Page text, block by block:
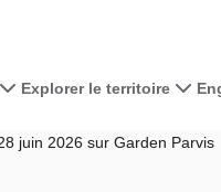
Explorer le territoire
juin 2026 sur Garden Parvis